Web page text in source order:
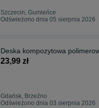
Szczecin, Gumieńce
Odświeżono dnia 05 sierpnia 2026
Deska kompozytowa
23,99 zł
Gdańsk, Brzeźno
Odświeżono dnia 03 sierpnia 2026